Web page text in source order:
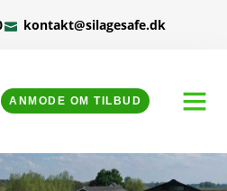
kontakt@silagesafe.dk
ANMODE OM TILBUD